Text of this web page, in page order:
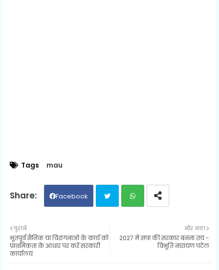
Tags mau
Facebook
ter ats
और नया
2027 में सपा की सरकार बनना तय -
विभूति नारायण पटेल
पुराने
भूतपूर्व सैनिक या विरांगनाओ के कार्य को
प्राथमिकता के आधार पर करें सरकारी
कार्यालय